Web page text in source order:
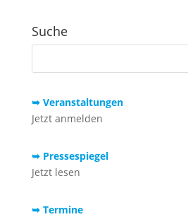
Suche
➥ Veranstaltungen
Jetzt anmelden
➥ Pressespiegel
Jetzt lesen
➥ Termine